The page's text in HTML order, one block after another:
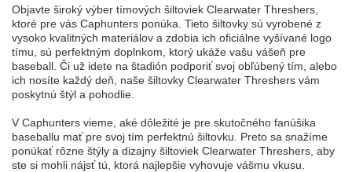
Objavte široký výber tímových šiltoviek Clearwater Threshers,
ktoré pre vás Caphunters ponúka. Tieto šiltovky sú vyrobené z
vysoko kvalitných materiálov a zdobia ich oficiálne vyšívané logo
tímu, sú perfektným doplnkom, ktorý ukáže vašu vášeň pre
baseball. Či už idete na štadión podporiť svoj obľúbený tím, alebo
ich nosíte každý deň, naše šiltovky Clearwater Threshers vám
poskytnú štýl a pohodlie.
V Caphunters vieme, aké dôležité je pre skutočného fanúšika
baseballu mať pre svoj tím perfektnú šiltovku. Preto sa snažíme
ponúkať rôzne štýly a dizajny šiltoviek Clearwater Threshers, aby
ste si mohli nájsť tú, ktorá najlepšie vyhovuje vášmu vkusu.